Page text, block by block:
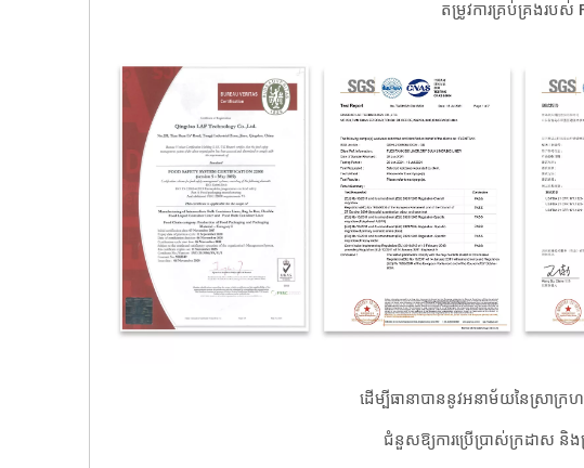
តម្រូវការគ្រប់គ្រងរបស់
ដើម្បីធានាបាននូវអនាម័យនៃស្រា
ជំនួសឱ្យការប្រើប្រាស់ក្រដាស និ